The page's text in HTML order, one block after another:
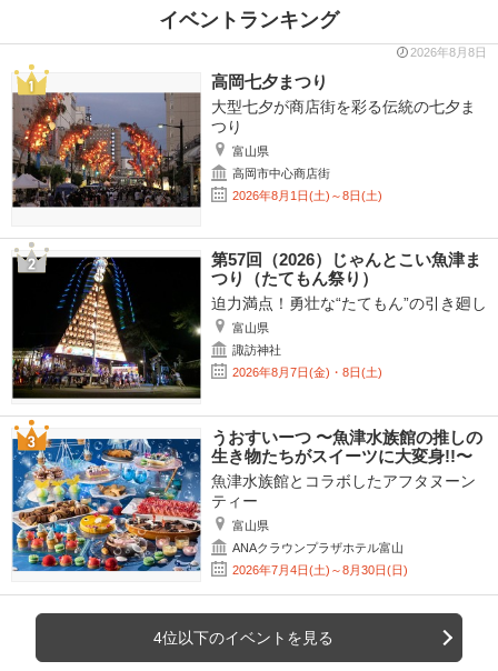
イベントランキング
2026年8月8日
高岡七夕まつり
大型七夕が商店街を彩る伝統の七夕ま
つり
富山県
高岡市中心商店街
2026年8月1日(土)～8日(土)
第57回（2026）じゃんとこい魚津ま
つり（たてもん祭り）
迫力満点！勇壮な“たてもん”の引き廻し
富山県
諏訪神社
2026年8月7日(金)・8日(土)
うおすいーつ 〜魚津水族館の推しの
生き物たちがスイーツに大変身!!〜
魚津水族館とコラボしたアフタヌーン
ティー
富山県
ANAクラウンプラザホテル富山
2026年7月4日(土)～8月30日(日)
4位以下のイベントを見る